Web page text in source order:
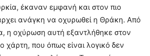
έκαναν εμφανή και στον πιο
ανάγκη να οχυρωθεί η Θράκη. Από
η οχύρωση αυτή εξαντλήθηκε στον
χάρτη, που όπως είναι λογικό δεν